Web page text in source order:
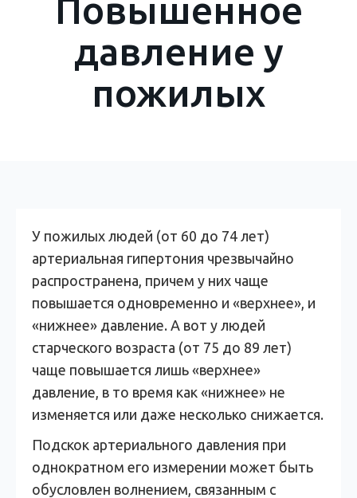
Повышенное
давление у
пожилых
У пожилых людей (от 60 до 74 лет)
артериальная гипертония чрезвычайно
распространена, причем у них чаще
повышается одновременно и «верхнее», и
«нижнее» давление. А вот у людей
старческого возраста (от 75 до 89 лет)
чаще повышается лишь «верхнее»
давление, в то время как «нижнее» не
изменяется или даже несколько снижается.
Подскок артериального давления при
однократном его измерении может быть
обусловлен волнением, связанным с